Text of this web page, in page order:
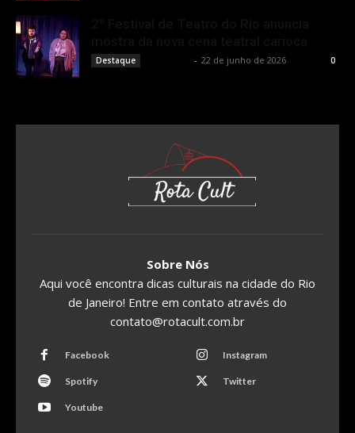
Destaque - 22 de junho de 2026 0
Sobre Nós
Aqui você encontra dicas culturais na cidade do Rio
de Janeiro! Entre em contato através do
contato@rotacult.com.br
Facebook Instagram
Spotify Twitter
Youtube